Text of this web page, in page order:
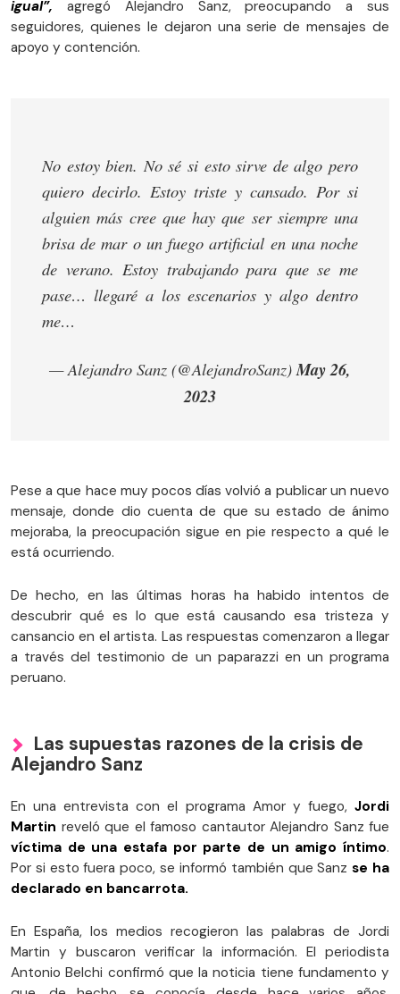
igual”, agregó Alejandro Sanz, preocupando a sus
seguidores, quienes le dejaron una serie de mensajes de
apoyo y contención.
No estoy bien. No sé si esto sirve de algo pero
quiero decirlo. Estoy triste y cansado. Por si
alguien más cree que hay que ser siempre una
brisa de mar o un fuego artificial en una noche
de verano. Estoy trabajando para que se me
pase… llegaré a los escenarios y algo dentro
me…
— Alejandro Sanz (@AlejandroSanz)May 26,
2023
Pese a que hace muy pocos días volvió a publicar un nuevo
mensaje, donde dio cuenta de que su estado de ánimo
mejoraba, la preocupación sigue en pie respecto a qué le
está ocurriendo.
De hecho, en las últimas horas ha habido intentos de
descubrir qué es lo que está causando esa tristeza y
cansancio en el artista. Las respuestas comenzaron a llegar
a través del testimonio de un paparazzi en un programa
peruano.
Las supuestas razones de la crisis de
Alejandro Sanz
En una entrevista con el programa Amor y fuego, Jordi
Martin reveló que el famoso cantautor Alejandro Sanz fue
víctima de una estafa por parte de un amigo íntimo.
Por si esto fuera poco, se informó también que Sanzse ha
declarado en bancarrota.
En España, los medios recogieron las palabras de Jordi
Martin y buscaron verificar la información. El periodista
Antonio Belchi confirmó que la noticia tiene fundamento y